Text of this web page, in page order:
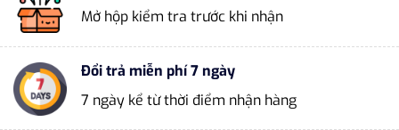
Mở hộp kiểm tra trước khi nhận
Đổi trả miễn phí 7 ngày
7 ngày kể từ thời điểm nhận hàng